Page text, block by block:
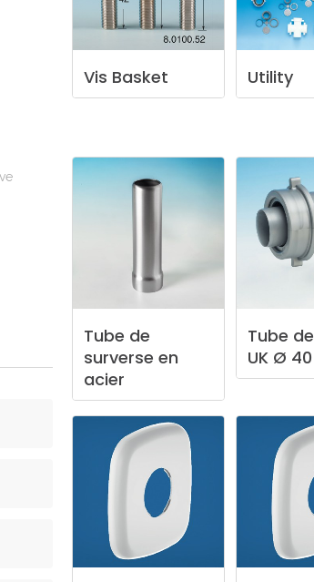
Vis Basket Utility
Tube de
surverse en
acier
Tube de
UK Ø 40